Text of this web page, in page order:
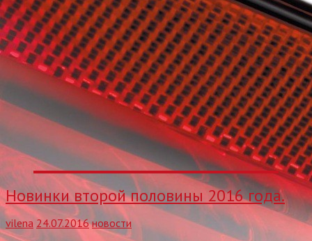
Новинки второй половины 2016 года.
vilena 24.07.2016 новости